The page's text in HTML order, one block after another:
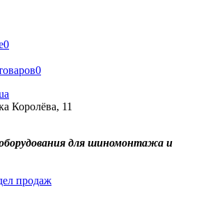
0
0
Королёва, 11
для шиномонтажа и
продаж